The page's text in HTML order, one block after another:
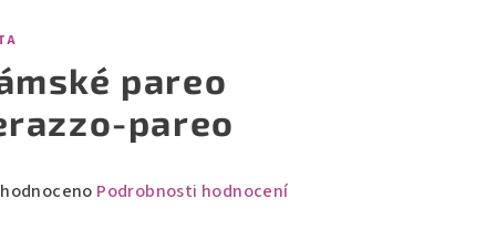
pareo
pareo
Podrobnosti hodnocení